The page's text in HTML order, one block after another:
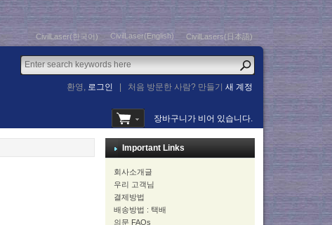
CivilLaser(한국어) CivilLaser(English) CivilLasers(日本語)
환영, 로그인 처음 방문한 사람? 만들기새 계정
장바구니가 비어 있습니다.
Important Links
회사소개글
우리 고객님
결제방법
배송방법 : 택배
의문 FAQs